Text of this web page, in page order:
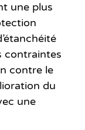
une plus
contraintes
contre le
du
une